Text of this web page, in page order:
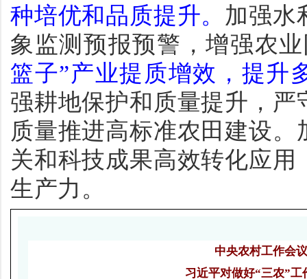
种培优和品质提升。 加强水
象监测预报预警，增强农
篮子”产业提质增效，提升
强耕地保护和质量提升，
质量推进高标准农田建设
关和科技成果高效转化应
生产力。
中央农村工作会
习近平对做好“三农”工